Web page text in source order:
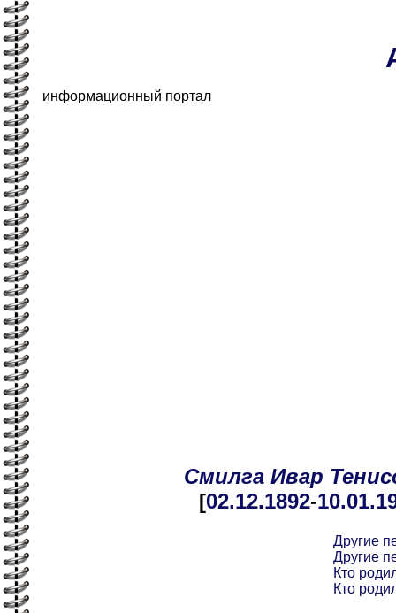
информационный портал
Смилга Ивар
[02.12.1892-10.01
Другие
Другие
Кто
Кто